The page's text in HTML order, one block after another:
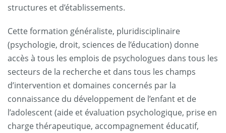
structures et d’établissements.
Cette formation généraliste, pluridisciplinaire
(psychologie, droit, sciences de l’éducation) donne
accès à tous les emplois de psychologues dans tous les
secteurs de la recherche et dans tous les champs
d’intervention et domaines concernés par la
connaissance du développement de l’enfant et de
l’adolescent (aide et évaluation psychologique, prise en
charge thérapeutique, accompagnement éducatif,